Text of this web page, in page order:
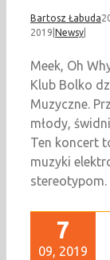
Bartosz Łabuda
2019 Newsy
Meek, Oh
Klub Bolko
Muzyczne.
młody,
Ten koncert
muzyki
stereotypom.
7
09, 2019